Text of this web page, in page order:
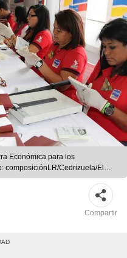
Económica para los
composiciónLR/Cedrizuela/El
Compartir